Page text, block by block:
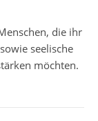
die ihr
seelische
möchten.